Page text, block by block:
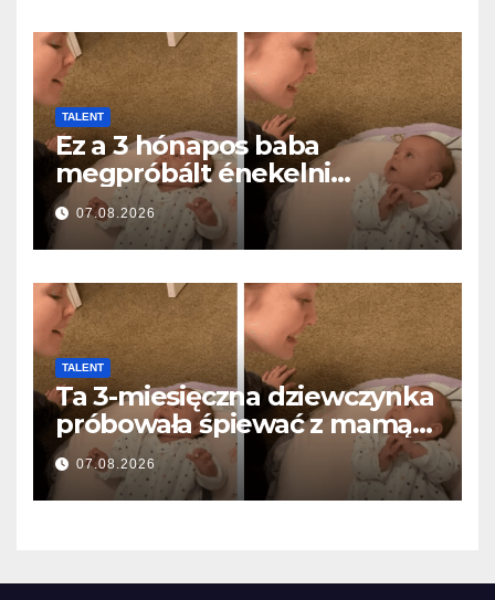
TALENT
Ez a 3 hónapos baba
megpróbált énekelni
anyával… és milliók szívét
olvasztotta meg
07.08.2026
TALENT
Ta 3-miesięczna dziewczynka
próbowała śpiewać z mamą…
i roztopiła miliony serc
07.08.2026